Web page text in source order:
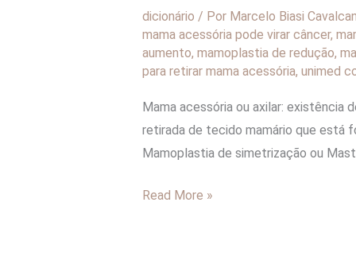
dicionário / Por Marcelo Biasi
mama acessória pode virar câncer,
aumento, mamoplastia de redução,
para retirar mama acessória, unimed
Mama acessória ou axilar: existência
retirada de tecido mamário que está
Mamoplastia de simetrização ou
Read More »